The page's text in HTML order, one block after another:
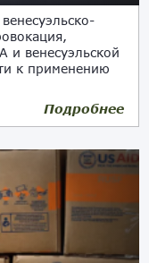
и венесуэльской
к применению
Подробнее